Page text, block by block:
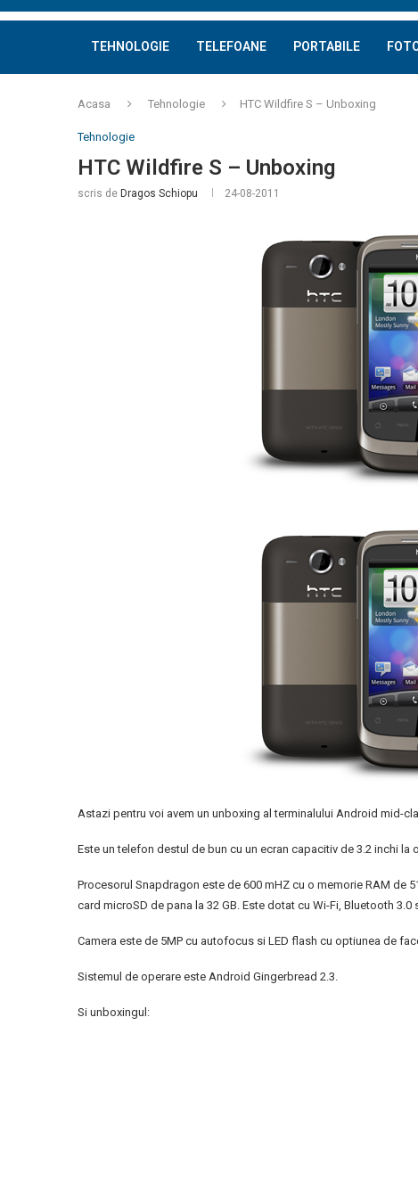
TEHNOLOGIE TELEFOANE PORTABILE
Acasa Tehnologie HTC Wildfire S – Unboxing
Tehnologie
HTC Wildfire S – Unboxing
scris de Dragos Schiopu 24-08-2011
Astazi pentru voi avem un unboxing al terminalului Android mid-
Este un telefon destul de bun cu un ecran capacitiv de 3.2 inchi la
Procesorul Snapdragon este de 600 mHZ cu o memorie RAM de
card microSD de pana la 32 GB. Este dotat cu Wi-Fi, Bluetooth 3.0
Camera este de 5MP cu autofocus si LED flash cu optiunea de
Sistemul de operare este Android Gingerbread 2.3.
Si unboxingul: